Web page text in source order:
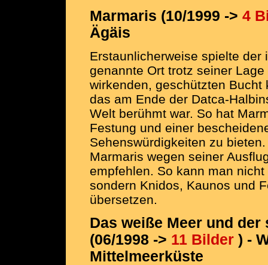
Marmaris (10/1999 -> 4
Ägäis
Erstaunlicherweise spielte der
genannte Ort trotz seiner
wirkenden, geschützten Bucht
das am Ende der Datca-
Welt berühmt war. So hat
Festung und einer
Sehenswürdigkeiten zu
Marmaris wegen seiner
empfehlen. So kann man
sondern Knidos, Kaunos und
übersetzen.
Das weiße Meer und der
(06/1998 -> 11 Bilder ) -
Mittelmeerküste